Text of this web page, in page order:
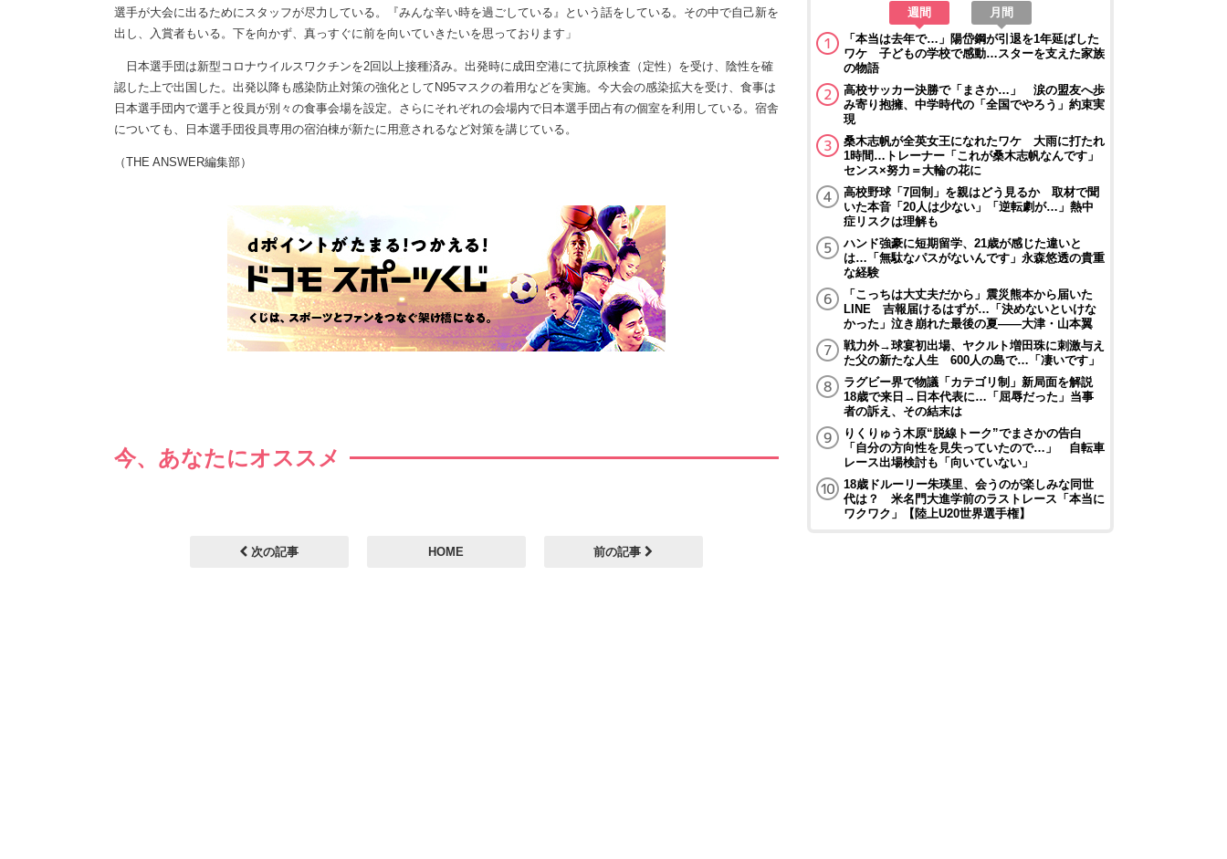
選手が大会に出るためにスタッフが尽力している。『みんな辛い時を過ごしている』という話をしている。その中で自己新を
出し、入賞者もいる。下を向かず、真っすぐに前を向いていきたいを思っております」
日本選手団は新型コロナウイルスワクチンを2回以上接種済み。出発時に成田空港にて抗原検査（定性）を受け、陰性を確
認した上で出国した。出発以降も感染防止対策の強化としてN95マスクの着用などを実施。今大会の感染拡大を受け、食事は
日本選手団内で選手と役員が別々の食事会場を設定。さらにそれぞれの会場内で日本選手団占有の個室を利用している。宿舎
についても、日本選手団役員専用の宿泊棟が新たに用意されるなど対策を講じている。
（THE ANSWER編集部）
今、あなたにオススメ
次の記事 HOME 前の記事
週間
月間
「本当は去年で…」陽岱鋼が引退を1年延ばした
ワケ 子どもの学校で感動…スターを支えた家族
の物語
高校サッカー決勝で「まさか…」 涙の盟友へ歩
み寄り抱擁、中学時代の「全国でやろう」約束実
現
桑木志帆が全英女王になれたワケ 大雨に打たれ
1時間…トレーナー「これが桑木志帆なんです」
センス×努力＝大輪の花に
高校野球「7回制」を親はどう見るか 取材で聞
いた本音「20人は少ない」「逆転劇が…」熱中
症リスクは理解も
ハンド強豪に短期留学、21歳が感じた違いと
は…「無駄なパスがないんです」永森悠透の貴重
な経験
「こっちは大丈夫だから」震災熊本から届いた
LINE 吉報届けるはずが…「決めないといけな
かった」泣き崩れた最後の夏――大津・山本翼
戦力外→球宴初出場、ヤクルト増田珠に刺激与え
た父の新たな人生 600人の島で…「凄いです」
ラグビー界で物議「カテゴリ制」新局面を解説
18歳で来日→日本代表に…「屈辱だった」当事
者の訴え、その結末は
りくりゅう木原“脱線トーク”でまさかの告白
「自分の方向性を見失っていたので…」 自転車
レース出場検討も「向いていない」
18歳ドルーリー朱瑛里、会うのが楽しみな同世
代は？ 米名門大進学前のラストレース「本当に
ワクワク」【陸上U20世界選手権】